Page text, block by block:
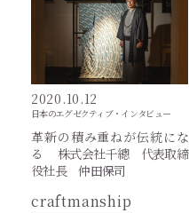
2020.10.12
日本のエグゼクティブ・インタビュー
革新の積み重ねが伝統にな
る 株式会社千總 代表取締
役社長 仲田保司
craftmanship